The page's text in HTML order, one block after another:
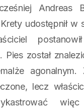
Andreas
udostępnił w
Pies został
agonalnym.
lecz
więc